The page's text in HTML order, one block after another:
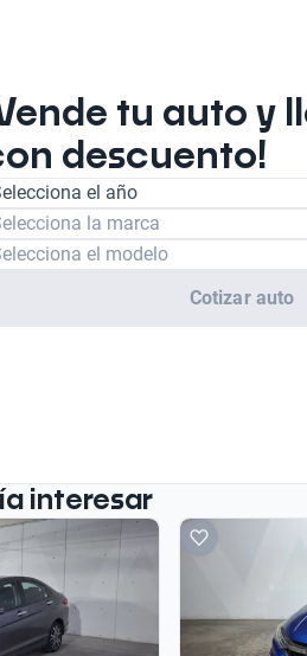
tu auto y
descuento!
el año
la marca
el modelo
Cotizar auto
interesar